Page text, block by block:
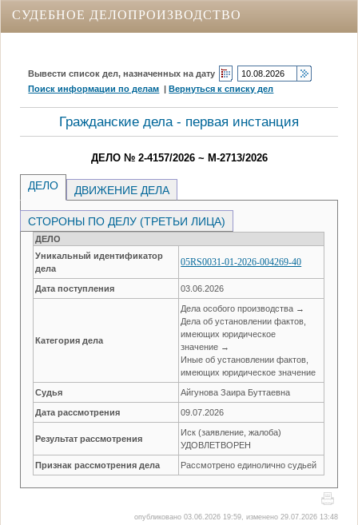
СУДЕБНОЕ ДЕЛОПРОИЗВОДСТВО
Вывести список дел, назначенных на дату
Поиск информации по делам |Вернуться к списку дел
Гражданские дела - первая инстанция
ДЕЛО № 2-4157/2026 ~ М-2713/2026
ДЕЛО ДВИЖЕНИЕ ДЕЛА
СТОРОНЫ ПО ДЕЛУ (ТРЕТЬИ ЛИЦА)
ДЕЛО
Уникальный идентификатор
дела
05RS0031-01-2026-004269-40
Дата поступления 03.06.2026
Категория дела
Дела особого производства →
Дела об установлении фактов,
имеющих юридическое
значение →
Иные об установлении фактов,
имеющих юридическое значение
Судья Айгунова Заира Буттаевна
Дата рассмотрения 09.07.2026
Результат рассмотрения
Иск (заявление, жалоба)
УДОВЛЕТВОРЕН
Признак рассмотрения дела Рассмотрено единолично судьей
опубликовано 03.06.2026 19:59, изменено 29.07.2026 13:48